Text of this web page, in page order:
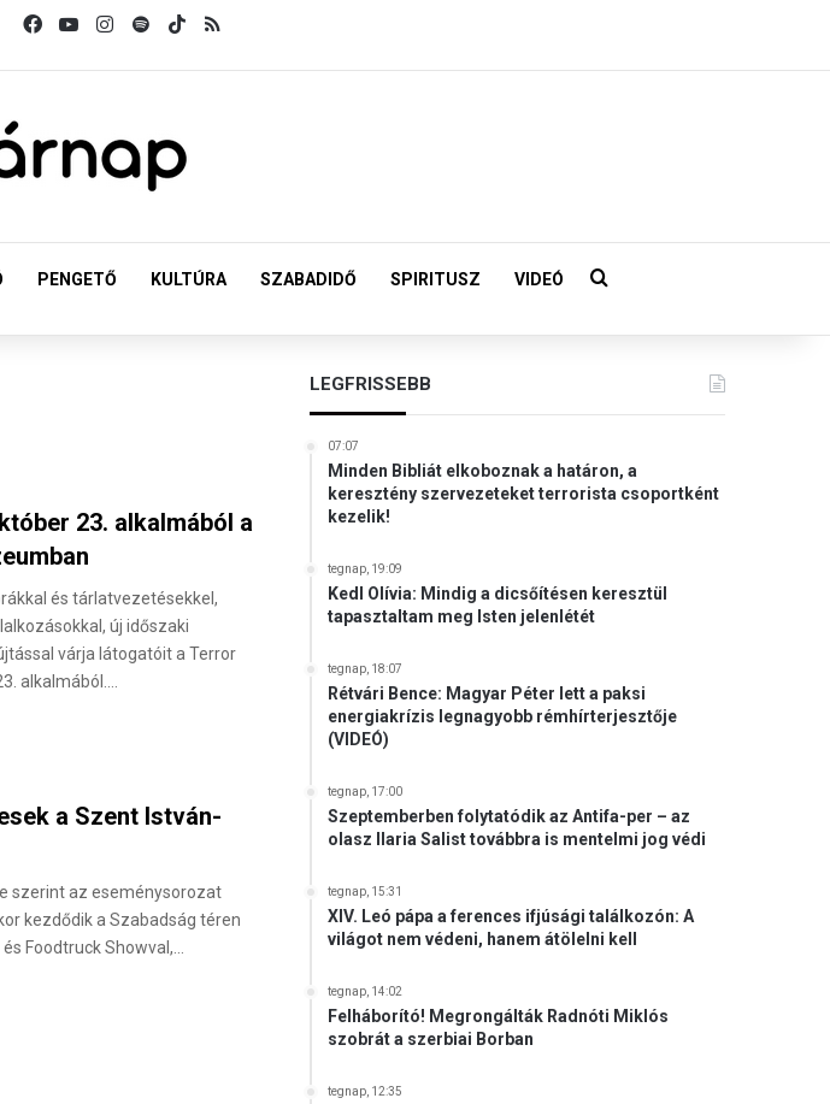
FacebookYouTubeInstagram
SpotifyTikTok
PENGETŐ KULTÚRA SZABADIDŐ SPIRITUSZ VIDEÓ Keresés:
23. alkalmából a
és tárlatvezetésekkel,
új időszaki
várja látogatóit a Terror
alkalmából.…
a Szent István-
szerint az eseménysorozat
kezdődik a Szabadság téren
Foodtruck Showval,…
LEGFRISSEBB
07:07
Minden Bibliát elkoboznak a határon, a
keresztény szervezeteket terrorista csoportként
kezelik!
tegnap, 19:09
Kedl Olívia: Mindig a dicsőítésen keresztül
tapasztaltam meg Isten jelenlétét
tegnap, 18:07
Rétvári Bence: Magyar Péter lett a paksi
energiakrízis legnagyobb rémhírterjesztője
(VIDEÓ)
tegnap, 17:00
Szeptemberben folytatódik az Antifa-per – az
olasz Ilaria Salist továbbra is mentelmi jog védi
tegnap, 15:31
XIV. Leó pápa a ferences ifjúsági találkozón: A
világot nem védeni, hanem átölelni kell
tegnap, 14:02
Felháborító! Megrongálták Radnóti Miklós
szobrát a szerbiai Borban
tegnap, 12:35